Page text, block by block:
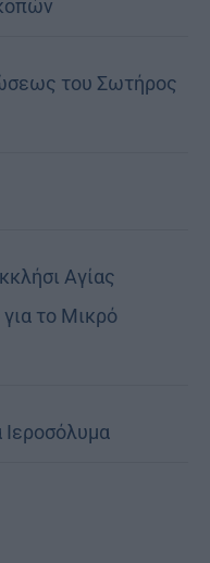
του Σωτήρος
Αγίας
το Μικρό